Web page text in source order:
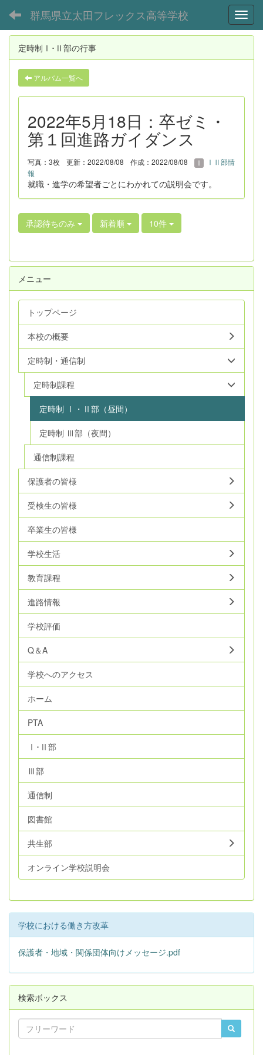
群馬県立太田フレックス高等学校
定時制Ⅰ･Ⅱ部の行事
アルバム一覧へ
2022年5月18日：卒ゼミ・
第１回進路ガイダンス
写真：3枚 更新：2022/08/08 作成：2022/08/08
ⅠⅡ部情
報
就職・進学の希望者ごとにわかれての説明会です。
承認待ちのみ 新着順 10件
メニュー
トップページ
本校の概要
定時制・通信制
定時制課程
定時制 Ⅰ・Ⅱ部（昼間）
定時制 Ⅲ部（夜間）
通信制課程
保護者の皆様
受検生の皆様
卒業生の皆様
学校生活
教育課程
進路情報
学校評価
Q＆A
学校へのアクセス
ホーム
PTA
Ⅰ･Ⅱ部
Ⅲ部
通信制
図書館
共生部
オンライン学校説明会
学校における働き方改革
保護者・地域・関係団体向けメッセージ.pdf
検索ボックス